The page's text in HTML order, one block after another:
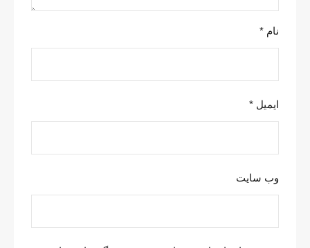
نام *
ایمیل *
وب‌ سایت